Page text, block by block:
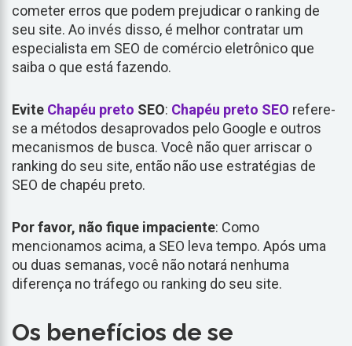
cometer erros que podem prejudicar o ranking de
seu site. Ao invés disso, é melhor contratar um
especialista em SEO de comércio eletrônico que
saiba o que está fazendo.
Evite Chapéu preto SEO: Chapéu preto SEO refere-
se a métodos desaprovados pelo Google e outros
mecanismos de busca. Você não quer arriscar o
ranking do seu site, então não use estratégias de
SEO de chapéu preto.
Por favor, não fique impaciente: Como
mencionamos acima, a SEO leva tempo. Após uma
ou duas semanas, você não notará nenhuma
diferença no tráfego ou ranking do seu site.
Os benefícios de se